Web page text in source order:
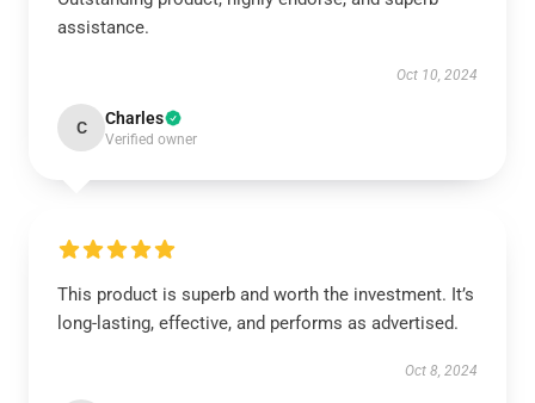
assistance.
Oct 10, 2024
C Charles
Verified owner
This product is superb and worth the investment. It’s
long-lasting, effective, and performs as advertised.
Oct 8, 2024